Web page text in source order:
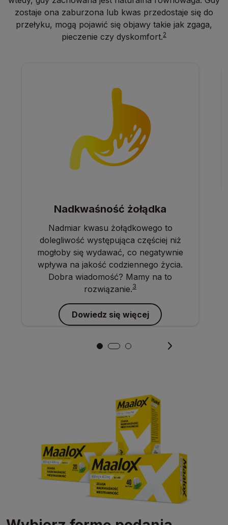
zostaje ona zaburzona lub kwas przedostaje się do
przełyku, mogą pojawić się objawy takie jak zgaga,
pieczenie czy dyskomfort.2
Nadkwaśność żołądka
Nadmiar kwasu żołądkowego to
dolegliwość występująca częściej niż
mogłoby się wydawać, co negatywnie
wpływa na jakość codziennego życia.
Dobra wiadomość? Mamy na to
rozwiązanie.3
Dowiedz się więcej